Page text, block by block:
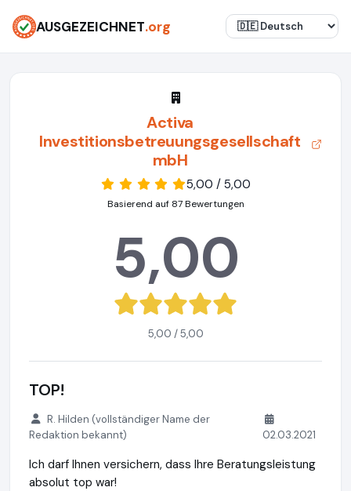
AUSGEZEICHNET.org
Activa
Investitionsbetreuungsgesellschaft
mbH
5,00 / 5,00
Basierend auf 87 Bewertungen
5,00
5,00 / 5,00
TOP!
R. Hilden (vollständiger Name der
Redaktion bekannt)
02.03.2021
Ich darf Ihnen versichern, dass Ihre Beratungsleistung
absolut top war!